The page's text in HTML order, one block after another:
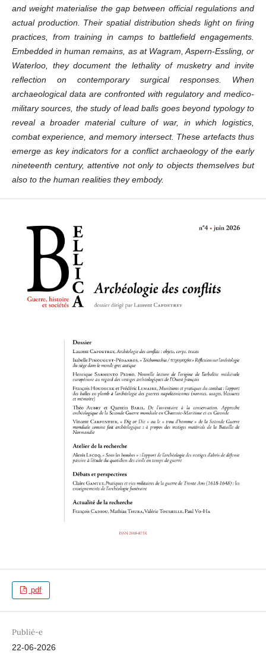
and weight materialise the gap between official regulations and
actual production. Their spatial distribution sheds light on firing
practices, from training in camps to battlefield engagements.
Embedded in human remains, as at Wagram, Aspern-Essling, or
Waterloo, they document the lethality of musketry and invite
reflection on contemporary surgical responses. When
archaeological data are confronted with regulatory and medico-
military sources, the study of lead balls goes beyond typology to
reveal a broader material culture of war, in which logistics,
combat experience, and memory intersect. These artefacts thus
emerge as key indicators for a conflict archaeology of the early
nineteenth century, attentive not only to objects themselves but
also to the human realities they embody.
pdf
Publié-e
22-06-2026